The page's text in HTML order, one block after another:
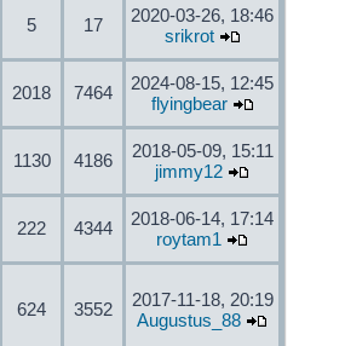
5 17
2020-03-26, 18:46
srikrot
2018 7464
2024-08-15, 12:45
flyingbear
1130 4186
2018-05-09, 15:11
jimmy12
222 4344
2018-06-14, 17:14
roytam1
624 3552
2017-11-18, 20:19
Augustus_88